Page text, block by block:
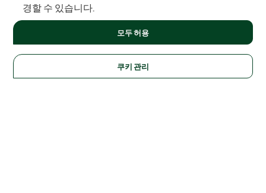
경할 수 있습니다.
쿠키 관리
모두 허용